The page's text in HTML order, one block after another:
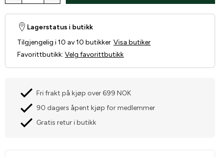
Lagerstatus i butikk
Tilgjengelig i 10 av 10 butikker Visa butiker
Favorittbutikk: Velg favorittbutikk
Fri frakt på kjøp over 699 NOK
90 dagers åpent kjøp for medlemmer
Gratis retur i butikk